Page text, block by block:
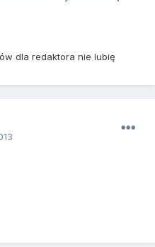
dla redaktora nie lubię